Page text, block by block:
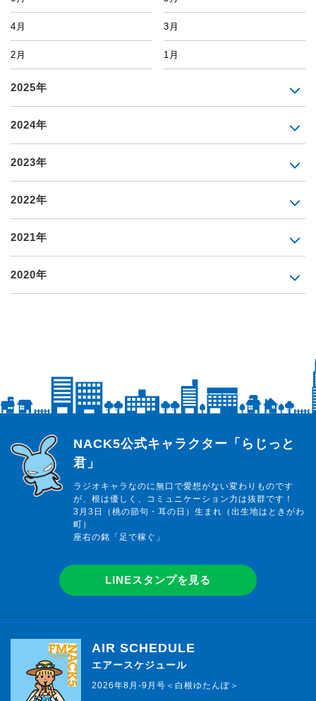
4月 3月
2月 1月
2025年
2024年
2023年
2022年
2021年
2020年
らじっと君
NACK5公式キャラクター「らじっと
君」
ラジオキャラなのに無口で愛想がない変わりものです
が、根は優しく、コミュニケーション力は抜群です！
3月3日（桃の節句・耳の日）生まれ（出生地はときがわ
町）
座右の銘「足で稼ぐ」
LINEスタンプを見る
AIR SCHEDULE
エアースケジュール
2026年8月-9月号＜白根ゆたんぽ＞